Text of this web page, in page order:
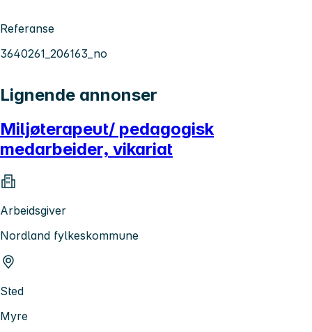
Referanse
3640261_206163_no
Lignende annonser
Miljøterapeut/ pedagogisk
medarbeider, vikariat
Arbeidsgiver
Nordland fylkeskommune
Sted
Myre